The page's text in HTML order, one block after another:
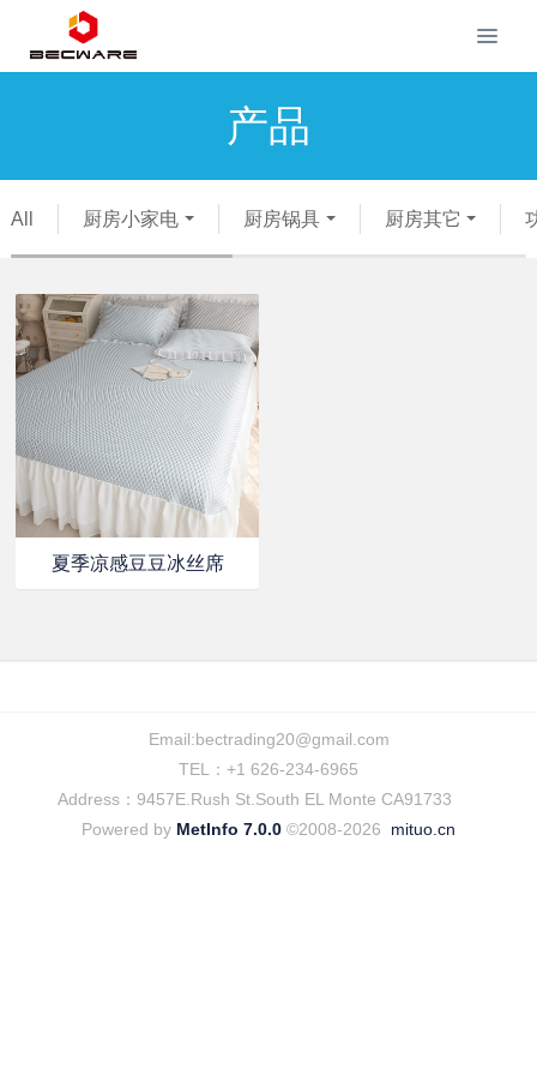
产品
All 厨房小家电 厨房锅具 厨房其它
夏季凉感豆豆冰丝席
Email:bectrading20@gmail.com
TEL：+1 626-234-6965
Address：9457E.Rush St.South EL Monte CA91733
Powered by MetInfo 7.0.0 ©2008-2026 mituo.cn